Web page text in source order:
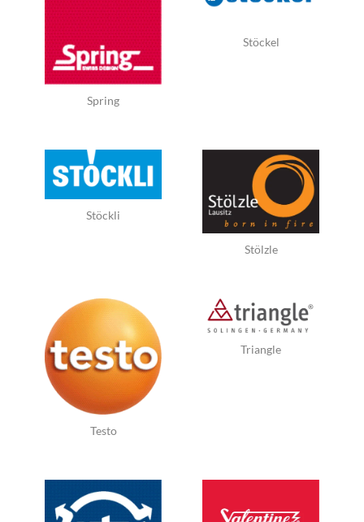
Spring
Stöckel
Stöckli
Stölzle
Testo
Triangle